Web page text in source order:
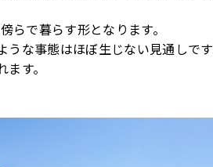
で暮らす形となります。
な事態はほぼ生じない見通しです
す。